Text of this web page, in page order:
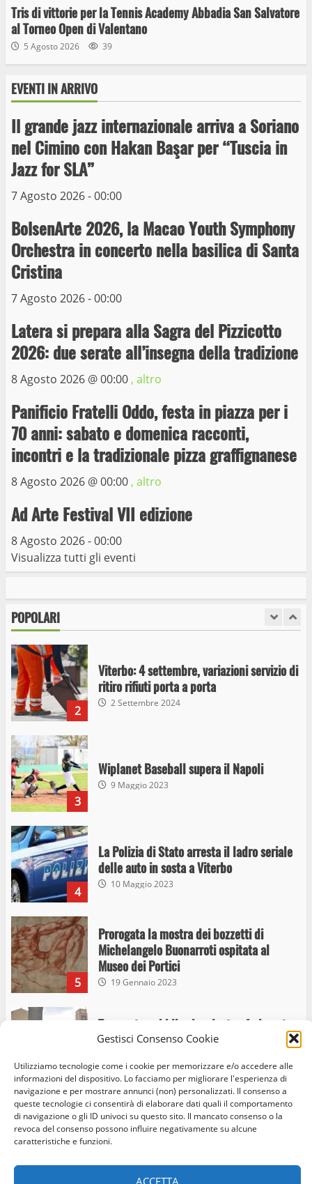
Gestisci Consenso Cookie
Utilizziamo tecnologie come i cookie per memorizzare e/o accedere alle
informazioni del dispositivo. Lo facciamo per migliorare l'esperienza di
navigazione e per mostrare annunci (non) personalizzati. Il consenso a
queste tecnologie ci consentirà di elaborare dati quali il comportamento
di navigazione o gli ID univoci su questo sito. Il mancato consenso o la
revoca del consenso possono influire negativamente su alcune
caratteristiche e funzioni.
ACCETTA
Tris di vittorie per la Tennis Academy Abbadia San Salvatore
al Torneo Open di Valentano
5 Agosto 2026 39
EVENTI IN ARRIVO
Il grande jazz internazionale arriva a Soriano
nel Cimino con Hakan Başar per “Tuscia in
Jazz for SLA”
7 Agosto 2026 - 00:00
BolsenArte 2026, la Macao Youth Symphony
Orchestra in concerto nella basilica di Santa
Cristina
7 Agosto 2026 - 00:00
Latera si prepara alla Sagra del Pizzicotto
2026: due serate all’insegna della tradizione
8 Agosto 2026 @00:00 , altro
Panificio Fratelli Oddo, festa in piazza per i
70 anni: sabato e domenica racconti,
incontri e la tradizionale pizza graffignanese
8 Agosto 2026 @00:00 , altro
Ad Arte Festival VII edizione
8 Agosto 2026 - 00:00
Visualizza tutti gli eventi
POPOLARI
3
Wiplanet Baseball supera il Napoli
9 Maggio 2023
4
La Polizia di Stato arresta il ladro seriale
delle auto in sosta a Viterbo
10 Maggio 2023
5
Prorogata la mostra dei bozzetti di
Museo dei Portici
19 Gennaio 2023
6
Trasporto pubblico locale, trasferimento
capolinea al terminal Riello dal 15 al 17
giugno
15 Giugno 2023
Giochi Sportivi Studenteschi di Atletica a
Viterbo
10 Maggio 2023
I Carabinieri arrestano due giovani per
stupefacenti
2
Viterbo: 4 settembre, variazioni servizio di
ritiro rifiuti porta a porta
2 Settembre 2024
3
Wiplanet Baseball supera il Napoli
9 Maggio 2023
4
La Polizia di Stato arresta il ladro seriale
delle auto in sosta a Viterbo
10 Maggio 2023
5
Prorogata la mostra dei bozzetti di
Michelangelo Buonarroti ospitata al
Museo dei Portici
19 Gennaio 2023
6
Trasporto pubblico locale, trasferimento
capolinea al terminal Riello dal 15 al 17
15 Giugno 2023
7
Giochi Sportivi Studenteschi di Atletica a
Viterbo
Home Privacy Policy Cookie Policy Contatti